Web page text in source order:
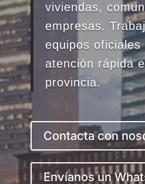
viviendas,
empresas.
equipos
atención rápida
provincia.
Contacta con
Envíanos un